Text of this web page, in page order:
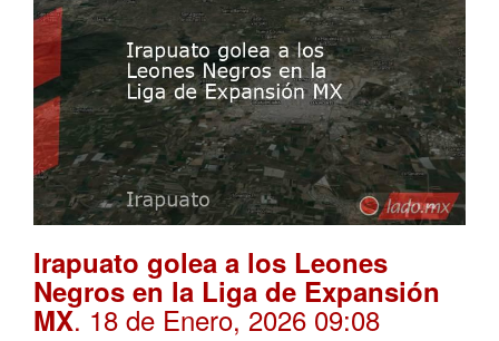
Irapuato golea a los Leones
Negros en la Liga de Expansión
MX. 18 de Enero, 2026 09:08